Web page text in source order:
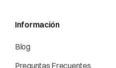
Información
Blog
Preguntas Frecuentes